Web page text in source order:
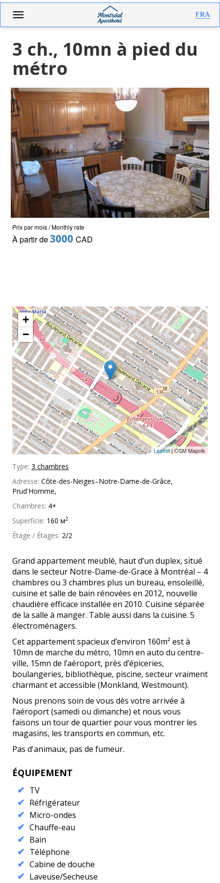
contenu
Toggle
navigation
FRA
3 ch., 10mn à pied du
métro
Prix par mois / Monthly rate
À partir de3000 CAD
+
−
Leaflet| OSM Mapnik
Type: 3 chambres
Adresse: Côte-des-Neiges–Notre-Dame-de-Grâce,
Prud'Homme,
Chambres: 4+
Superficie: 160 м2
Étage / Étages: 2/2
Grand appartement meublé, haut d’un duplex, situé
dans le secteur Notre-Dame-de-Grace à Montréal – 4
chambres ou 3 chambres plus un bureau, ensoleillé,
cuisine et salle de bain rénovées en 2012, nouvelle
chaudière efficace installée en 2010. Cuisine séparée
de la salle à manger. Table aussi dans la cuisine. 5
électroménagers.
Cet appartement spacieux d’environ 160m² est à
10mn de marche du métro, 10mn en auto du centre-
ville, 15mn de l’aéroport, près d’épiceries,
boulangeries, bibliothèque, piscine, secteur vraiment
charmant et accessible (Monkland, Westmount).
Nous prenons soin de vous dès votre arrivée à
l’aéroport (samedi ou dimanche) et nous vous
faisons un tour de quartier pour vous montrer les
magasins, les transports en commun, etc.
Pas d'animaux, pas de fumeur.
ÉQUIPEMENT
TV
Réfrigérateur
Micro-ondes
Chauffe-eau
Bain
Téléphone
Cabine de douche
Laveuse/Secheuse